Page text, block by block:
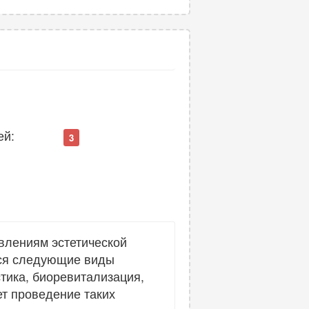
3
эстетической
следующие виды
биоревитализация,
проведение таких